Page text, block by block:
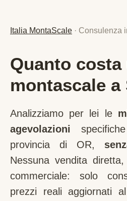
Italia MontaScale · Consulenza
Quanto costa
montascale a
Analizziamo per lei le
agevolazioni
provincia di OR,
Nessuna vendita
commerciale: solo
prezzi reali aggiornati